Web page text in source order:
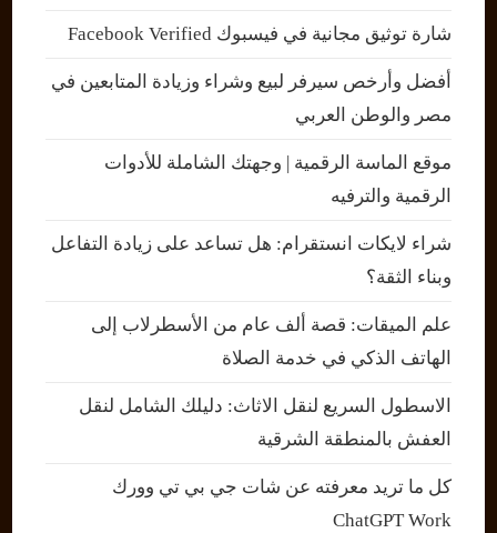
شارة توثيق مجانية في فيسبوك Facebook Verified
أفضل وأرخص سيرفر لبيع وشراء وزيادة المتابعين في
مصر والوطن العربي
موقع الماسة الرقمية | وجهتك الشاملة للأدوات
الرقمية والترفيه
شراء لايكات انستقرام: هل تساعد على زيادة التفاعل
وبناء الثقة؟
علم الميقات: قصة ألف عام من الأسطرلاب إلى
الهاتف الذكي في خدمة الصلاة
الاسطول السريع لنقل الاثاث: دليلك الشامل لنقل
العفش بالمنطقة الشرقية
كل ما تريد معرفته عن شات جي بي تي وورك
ChatGPT Work